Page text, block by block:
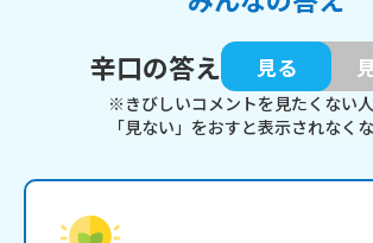
辛口の答え
見る
※きびしいコメントを見たくない
「見ない」をおすと表示されなく